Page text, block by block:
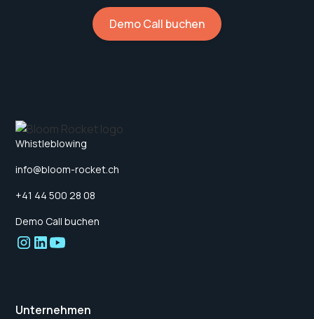
Demo Call buchen
Whistleblowing
info@bloom-rocket.ch
+41 44 500 28 08
Demo Call buchen
Unternehmen